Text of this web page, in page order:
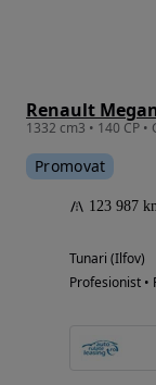
Renault
Promovat
123 987
Tunari (Ilfov)
Profesionist •